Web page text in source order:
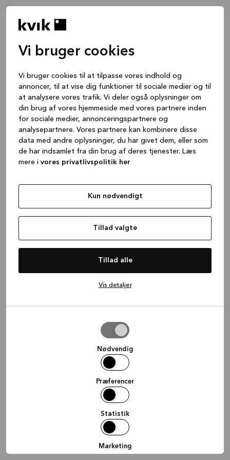
Vi bruger cookies
Vi bruger cookies til at tilpasse vores indhold og
annoncer, til at vise dig funktioner til sociale medier og til
at analysere vores trafik. Vi deler også oplysninger om
din brug af vores hjemmeside med vores partnere inden
for sociale medier, annonceringspartnere og
analysepartnere. Vores partnere kan kombinere disse
data med andre oplysninger, du har givet dem, eller som
de har indsamlet fra din brug af deres tjenester. Læs
mere i vores privatlivspolitik her
Kun nødvendigt
Tillad valgte
Tillad alle
Vis detaljer
Nødvendig
Præferencer
Statistik
Marketing
(see the browser console for more
information).